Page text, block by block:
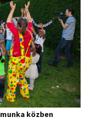
munka közben